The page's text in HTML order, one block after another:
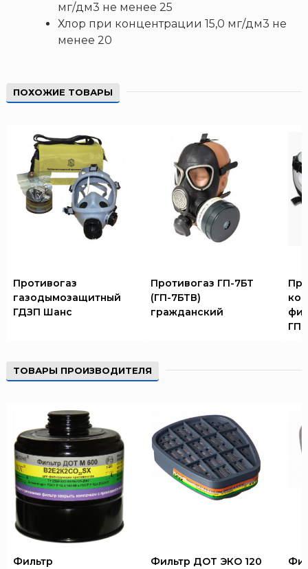
мг/дм3 не менее 25
Хлор при концентрации 15,0 мг/дм3 не
менее 20
ПОХОЖИЕ ТОВАРЫ
Противогаз
газодымозащитный
ГДЗП Шанс
Противогаз ГП-7БТ
(ГП-7БТВ)
гражданский
ГП-
ТОВАРЫ ПРОИЗВОДИТЕЛЯ
Фильтр
Фильтр ДОТ ЭКО 120